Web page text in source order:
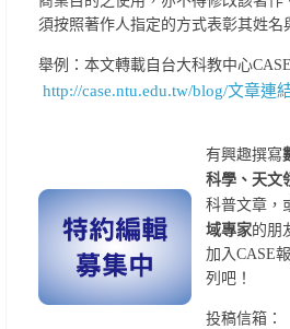
須按照著作人指定的方式表彰其姓名
舉例：本文轉載自台大科教中心
http://case.ntu.edu.tw/blog/文章連
有興趣撰寫
科學、天文
科普文章，
域專家的朋
加入CASE
列吧！
投稿信箱：